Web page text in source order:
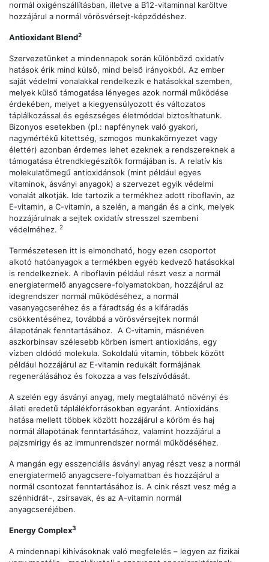
normál oxigénszállításban, illetve a B12-vitaminnal karöltve
hozzájárul a normál vörösvérsejt-képződéshez.
Antioxidant Blend2
Szervezetünket a mindennapok során különböző oxidatív
hatások érik mind külső, mind belső irányokból. Az ember
saját védelmi vonalakkal rendelkezik e hatásokkal szemben,
melyek külső támogatása lényeges azok normál működése
érdekében, melyet a kiegyensúlyozott és változatos
táplálkozással és egészséges életmóddal biztosíthatunk.
Bizonyos esetekben (pl.: napfénynek való gyakori,
nagymértékű kitettség, szmogos munkakörnyezet vagy
élettér) azonban érdemes lehet ezeknek a rendszereknek a
támogatása étrendkiegészítők formájában is. A relatív kis
molekulatömegű antioxidánsok (mint például egyes
vitaminok, ásványi anyagok) a szervezet egyik védelmi
vonalát alkotják. Ide tartozik a termékhez adott riboflavin, az
E-vitamin, a C-vitamin, a szelén, a mangán és a cink, melyek
hozzájárulnak a sejtek oxidatív stresszel szembeni
védelméhez. 2
Természetesen itt is elmondható, hogy ezen csoportot
alkotó hatóanyagok a termékben egyéb kedvező hatásokkal
is rendelkeznek. A riboflavin például részt vesz a normál
energiatermelő anyagcsere-folyamatokban, hozzájárul az
idegrendszer normál működéséhez, a normál
vasanyagcseréhez és a fáradtság és a kifáradás
csökkentéséhez, továbbá a vörösvérsejtek normál
állapotának fenntartásához. A C-vitamin, másnéven
aszkorbinsav szélesebb körben ismert antioxidáns, egy
vízben oldódó molekula. Sokoldalú vitamin, többek között
például hozzájárul az E-vitamin redukált formájának
regenerálásához és fokozza a vas felszívódását.
A szelén egy ásványi anyag, mely megtalálható növényi és
állati eredetű táplálékforrásokban egyaránt. Antioxidáns
hatása mellett többek között hozzájárul a köröm és haj
normál állapotának fenntartásához, valamint hozzájárul a
pajzsmirigy és az immunrendszer normál működéséhez.
A mangán egy esszenciális ásványi anyag részt vesz a normál
energiatermelő anyagcsere-folyamatban és hozzájárul a
normál csontozat fenntartásához is. A cink részt vesz még a
szénhidrát-, zsírsavak, és az A-vitamin normál
anyagcseréjében.
Energy Complex3
A mindennapi kihívásoknak való megfelelés – legyen az fizikai